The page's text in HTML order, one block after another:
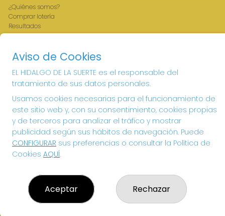
¿Quiénes somos?
Comprar lotería
Resultados
Contacto
Registro
CONTACTO
ADMINISTRACION DE LOTERIAS: 1-VILLANUEVA DE LOS
INFANTES - RECEPTOR OFICIAL: 26615
926360785
Clica aquí para contactar por WhatsApp
605897938
info@elhidalgodelasuerte.com
PLAZA MAYOR, 4 VILLANUEVA DE LOS INFANTES
(Ciudad Real) España
Aviso de Cookies
EL HIDALGO DE LA SUERTE es el responsable del
tratamiento de sus datos personales.
Usamos cookies necesarias para el funcionamiento de
este sitio web y, con su consentimiento, cookies propias
y de terceros para analizar el tráfico y mostrar
publicidad según sus hábitos de navegación. Puede
CONFIGURAR sus preferencias o consultar la Política de
Cookies AQUÍ.
Aceptar Rechazar